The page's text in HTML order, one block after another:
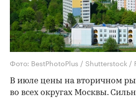
Фото: BestPhotoPlus / Shutterstock /
В июле цены на вторичном
во всех округах Москвы.